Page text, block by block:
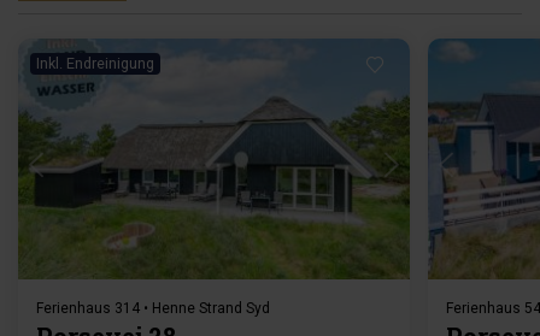
Inkl. Endreinigung
Lädt ...
Ferienhaus 314 • Henne Strand Syd Ferienhaus